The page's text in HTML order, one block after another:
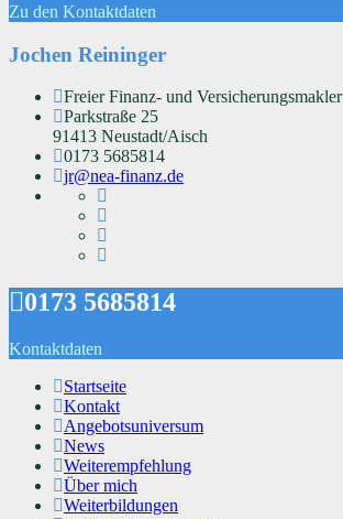
Zu den Kontaktdaten
Jochen Reininger
Freier Finanz- und Versicherungsmakler
Parkstraße 25
91413 Neustadt/Aisch
0173 5685814
jr@nea-finanz.de
0173 5685814
Kontaktdaten
Startseite
Kontakt
Angebotsuniversum
News
Weiterempfehlung
Über mich
Weiterbildungen